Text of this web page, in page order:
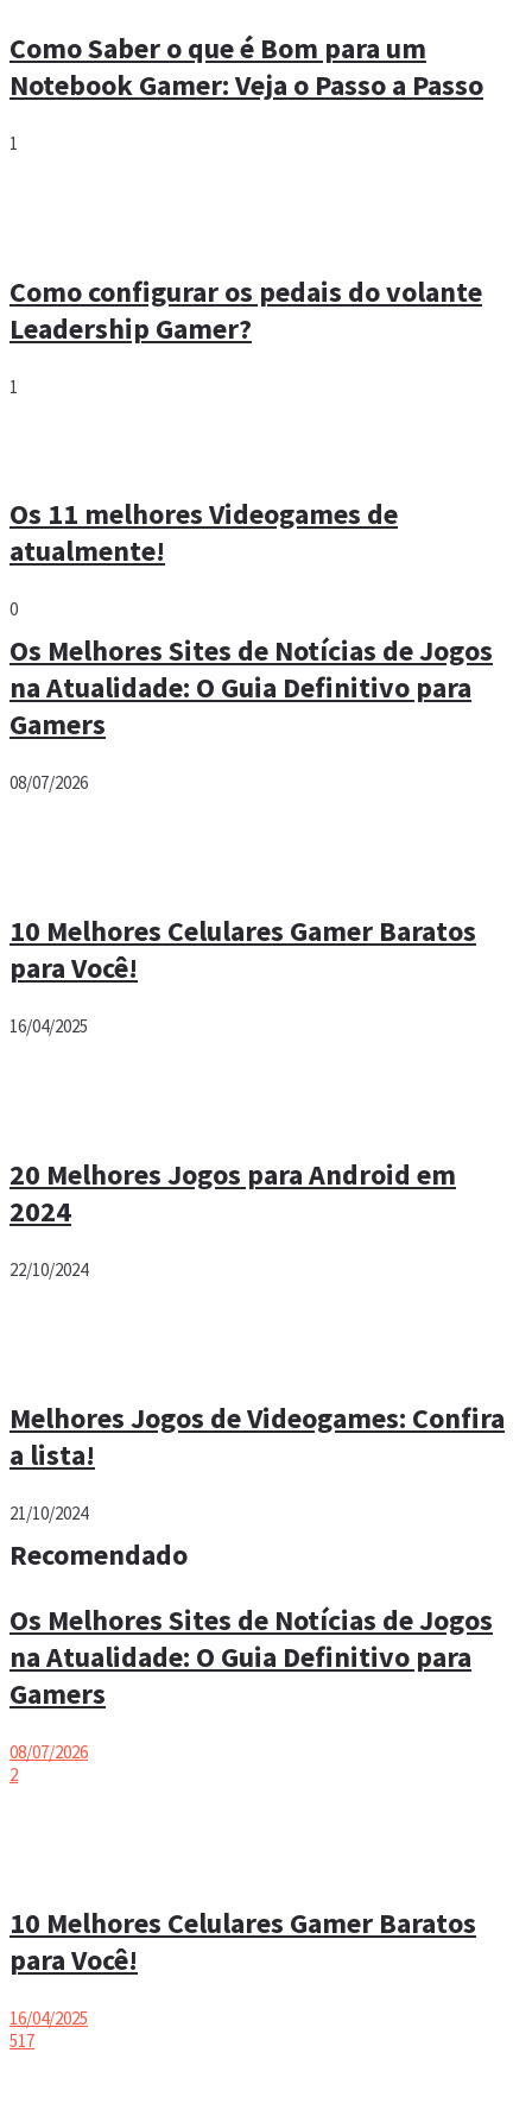
Como Saber o que é Bom para um
Notebook Gamer: Veja o Passo a Passo
1
Como configurar os pedais do volante
Leadership Gamer?
1
Os 11 melhores Videogames de
atualmente!
0
Os Melhores Sites de Notícias de Jogos
na Atualidade: O Guia Definitivo para
Gamers
08/07/2026
10 Melhores Celulares Gamer Baratos
para Você!
16/04/2025
20 Melhores Jogos para Android em
2024
22/10/2024
Melhores Jogos de Videogames: Confira
a lista!
21/10/2024
Recomendado
Os Melhores Sites de Notícias de Jogos
na Atualidade: O Guia Definitivo para
Gamers
08/07/2026
2
10 Melhores Celulares Gamer Baratos
para Você!
16/04/2025
517